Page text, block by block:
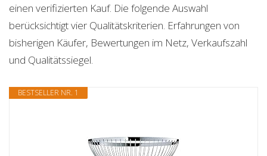
einen verifizierten Kauf. Die folgende Auswahl
berücksichtigt vier Qualitätskriterien. Erfahrungen von
bisherigen Käufer, Bewertungen im Netz, Verkaufszahl
und Qualitätssiegel.
BESTSELLER NR. 1